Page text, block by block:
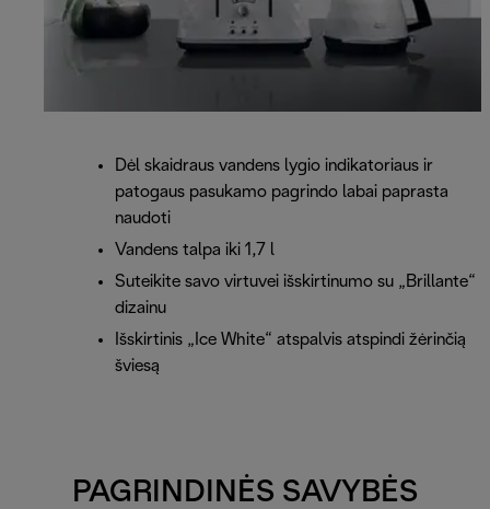
Dėl skaidraus vandens lygio indikatoriaus ir
patogaus pasukamo pagrindo labai paprasta
naudoti
Vandens talpa iki 1,7 l
Suteikite savo virtuvei išskirtinumo su „Brillante“
dizainu
Išskirtinis „Ice White“ atspalvis atspindi žėrinčią
šviesą
PAGRINDINĖS SAVYBĖS